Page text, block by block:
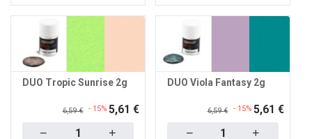
DUO Tropic Sunrise 2g
6,59 € - 15% 5,61 €
DUO Viola Fantasy 2g
6,59 € - 15% 5,61 €